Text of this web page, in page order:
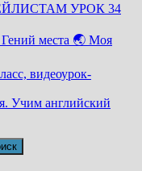
УРОК 34
Гений места 🌏 Моя
видеоурок-
Учим английский